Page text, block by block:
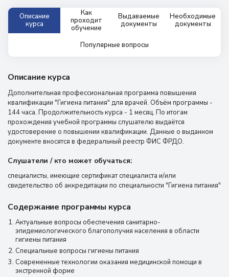
Описание
курса
Как
проходит
обучение
Выдаваемые
документы
Необходимые
документы
Популярные вопросы
Описание курса
Дополнительная профессиональная программа повышения
квалификации "Гигиена питания" для врачей. Объём программы -
144 часа. Продолжительность курса - 1 месяц. По итогам
прохождения учебной программы слушателю выдаётся
удостоверение о повышении квалификации. Данные о выданном
документе вносятся в федеральный реестр ФИС ФРДО.
Слушатели / кто может обучаться:
специалисты, имеющие сертификат специалиста и/или
свидетельство об аккредитации по специальности "Гигиена питания"
Содержание программы курса
Актуальные вопросы обеспечения санитарно-
эпидемиологического благополучия населения в области
гигиены питания
Специальные вопросы гигиены питания
Современные технологии оказания медицинской помощи в
экстренной форме